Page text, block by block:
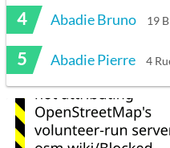
4 Abadie Bruno 19 B
5 Abadie Pierre 4